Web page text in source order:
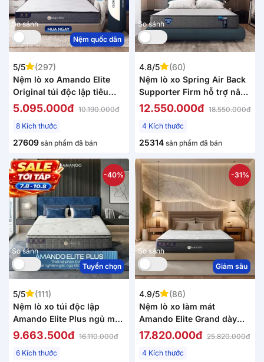
So sánh
Nệm quốc dân
5/5
(297)
Nệm lò xo Amando Elite
Original túi độc lập tiêu
chuẩn khách sạn 5 sao dày
5.095.000đ 10.190.000đ
8 Kích thước
27609 sản phẩm đã bán
So sánh
4.8/5
(60)
Nệm lò xo Spring Air Back
Supporter Firm hỗ trợ nâng
đỡ dày 25cm
12.550.000đ 18.550.000đ
4 Kích thước
25314 sản phẩm đã bán
So sánh
-40%
Tuyển chọn
5/5
(111)
Nệm lò xo túi độc lập
Amando Elite Plus ngủ mát,
êm sâu dày 25cm
9.663.500đ 16.110.000đ
6 Kích thước
So sánh
-31%
Giảm sâu
4.9/5
(86)
Nệm lò xo làm mát
Amando Elite Grand dày
28cm
17.820.000đ 25.820.000đ
4 Kích thước